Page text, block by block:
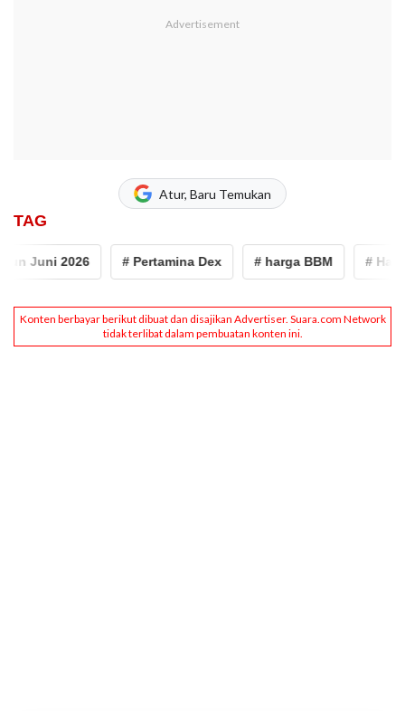
Atur, Baru Temukan
TAG
Juni 2026 # Pertamina Dex # harga BBM # Harga